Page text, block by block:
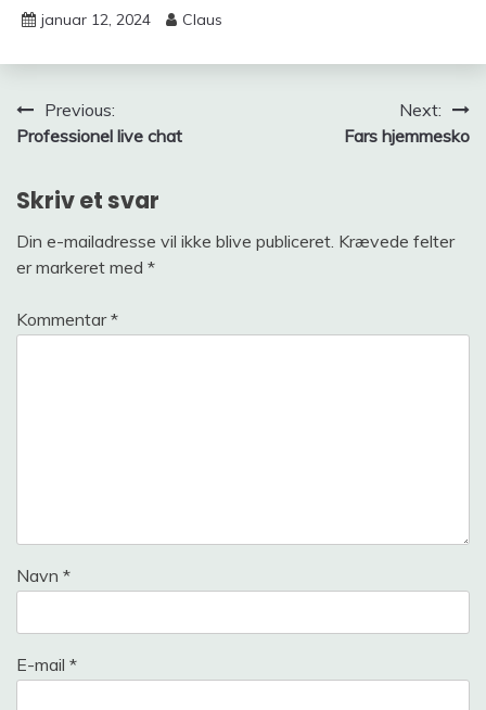
januar 12, 2024 Claus
Indlægsnavigation
Previous:
Professionel live chat
Next:
Fars hjemmesko
Skriv et svar
Din e-mailadresse vil ikke blive publiceret. Krævede felter
er markeret med *
Kommentar*
Navn *
E-mail *